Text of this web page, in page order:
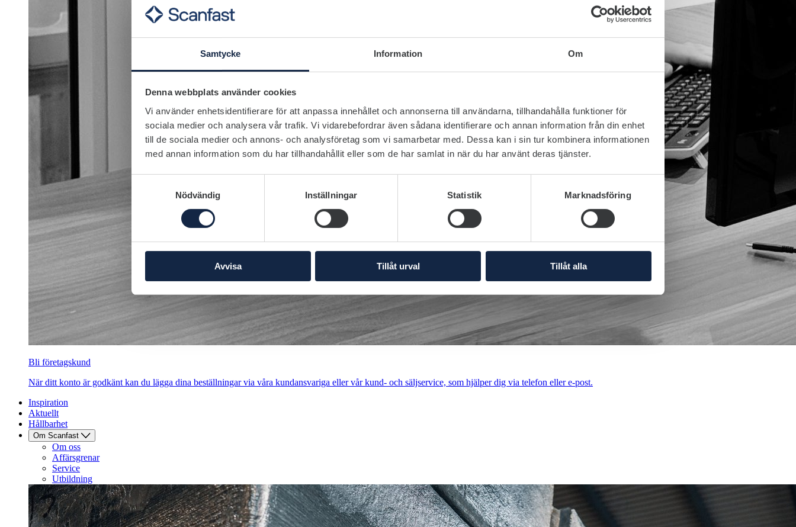
Samtycke Information Om
Denna webbplats använder cookies
Vi använder enhetsidentifierare för att anpassa innehållet och annonserna till användarna, tillhandahålla funktioner för
sociala medier och analysera vår trafik. Vi vidarebefordrar även sådana identifierare och annan information från din enhet
till de sociala medier och annons- och analysföretag som vi samarbetar med. Dessa kan i sin tur kombinera informationen
med annan information som du har tillhandahållit eller som de har samlat in när du har använt deras tjänster.
Nödvändig
Inställningar Statistik Marknadsföring
Avvisa Tillåt urval Tillåt alla
Bli företagskund
När ditt konto är godkänt kan du lägga dina beställningar via våra kundansvariga eller vår kund- och säljservice, som hjälper dig via telefon eller e-post.
Inspiration
Aktuellt
Hållbarhet
Om Scanfast
Om oss
Affärsgrenar
Service
Utbildning